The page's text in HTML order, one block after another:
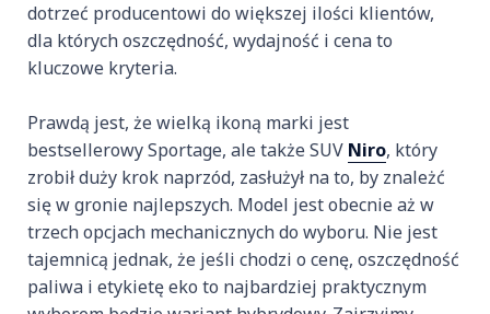
dotrzeć producentowi do większej ilości klientów,
dla których oszczędność, wydajność i cena to
kluczowe kryteria.
Prawdą jest, że wielką ikoną marki jest
bestsellerowy Sportage, ale także SUV Niro, który
zrobił duży krok naprzód, zasłużył na to, by znależć
się w gronie najlepszych. Model jest obecnie aż w
trzech opcjach mechanicznych do wyboru. Nie jest
tajemnicą jednak, że jeśli chodzi o cenę, oszczędność
paliwa i etykietę eko to najbardziej praktycznym